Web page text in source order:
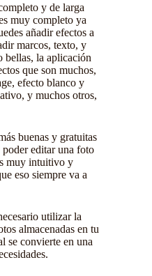
y de larga
muy completo ya
añadir efectos a
marcos, texto, y
bellas, la aplicación
que son muchos,
efecto blanco y
y muchos otros,
buenas y gratuitas
editar una foto
muy intuitivo y
eso siempre va a
utilizar la
almacenadas en tu
se convierte en una